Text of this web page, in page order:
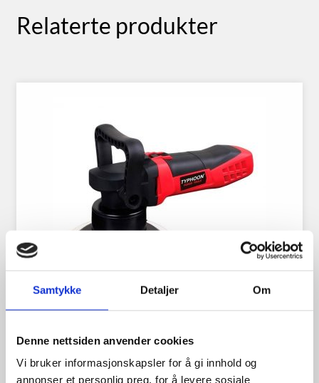
Samtykke Detaljer Om
Denne nettsiden anvender cookies
Vi bruker informasjonskapsler for å gi innhold og
annonser et personlig preg, for å levere sosiale
Relaterte produkter
POLERINGSMASKIN
OSCILLERENDE (Stor type)